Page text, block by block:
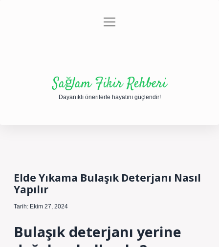
Gizlilik Politikası
menüyü
Sağlam Fikir Rehberi
Dayanıklı önerilerle hayatını güçlendir!
Elde Yıkama Bulaşık Deterjanı Nasıl
Yapılır
Tarih: Ekim 27, 2024
Bulaşık deterjanı yerine